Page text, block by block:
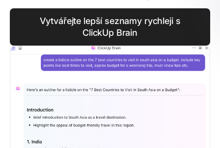
Vytvářejte lepší seznamy rychleji s
ClickUp Brain